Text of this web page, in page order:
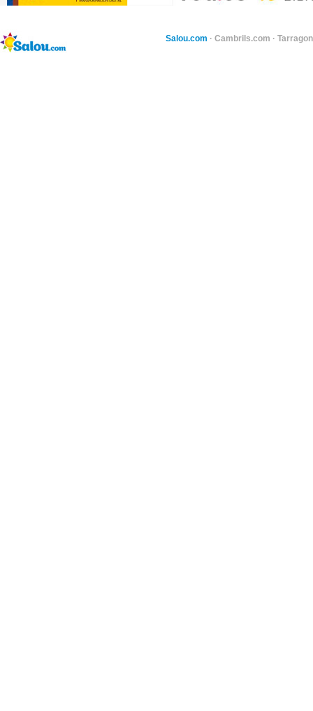
Salou.com · Cambrils.com ·